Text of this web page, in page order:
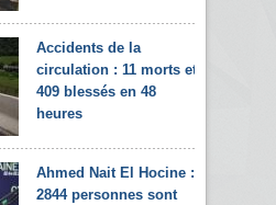
Accidents de la
circulation : 11 morts et
409 blessés en 48
heures
Ahmed Nait El Hocine :
2844 personnes sont